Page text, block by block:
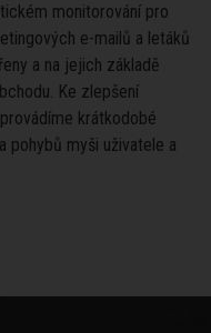
monitorování pro
e-mailů a letáků
a na jejich základě
Ke zlepšení
krátkodobé
pohybů myši uživatele a